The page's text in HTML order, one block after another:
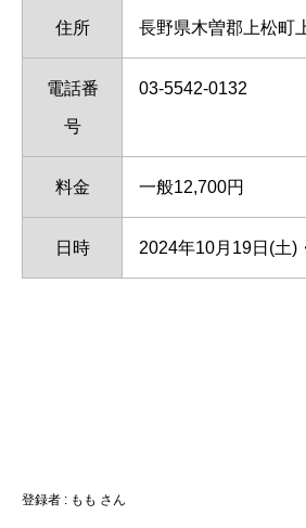
住所 長野県木曽郡上松町
電話番
号
03-5542-0132
料金 一般12,700円
日時 2024年10月19日(土)
登録者 : もも さん